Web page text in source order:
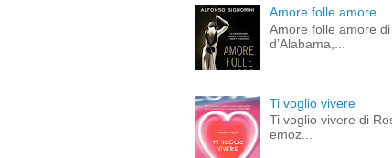
Amore folle amore
Amore folle amore
d’Alabama,...
Ti voglio vivere
Ti voglio vivere di
emoz...